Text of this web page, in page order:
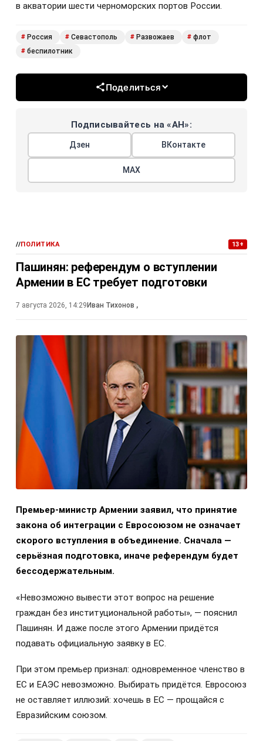
в акватории шести черноморских портов России.
# Россия # Севастополь # Развожаев # флот
# беспилотник
Поделиться
Подписывайтесь на «АН»:
Дзен ВКонтакте
МАХ
//ПОЛИТИКА 13+
Пашинян: референдум о вступлении
Армении в ЕС требует подготовки
7 августа 2026, 14:29Иван Тихонов ,
Премьер-министр Армении заявил, что принятие
закона об интеграции с Евросоюзом не означает
скорого вступления в объединение. Сначала —
серьёзная подготовка, иначе референдум будет
бессодержательным.
«Невозможно вывести этот вопрос на решение
граждан без институциональной работы», — пояснил
Пашинян. И даже после этого Армении придётся
подавать официальную заявку в ЕС.
При этом премьер признал: одновременное членство в
ЕС и ЕАЭС невозможно. Выбирать придётся. Евросоюз
не оставляет иллюзий: хочешь в ЕС — прощайся с
Евразийским союзом.